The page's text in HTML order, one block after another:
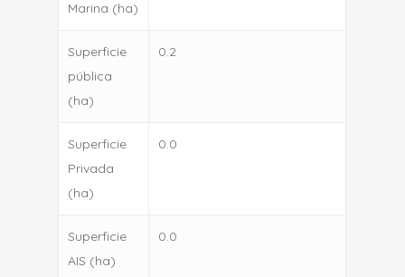
Marina (ha)
Superficie
pública
(ha)
0.2
Superficie
Privada
(ha)
0.0
Superficie
AIS (ha)
0.0